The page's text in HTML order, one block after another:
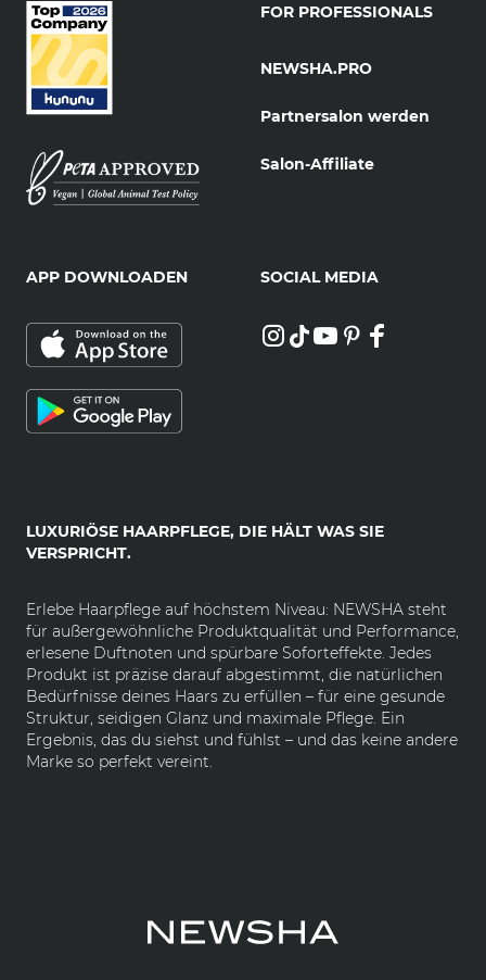
LUXURIÖSE HAARPFLEGE, DIE HÄLT WAS SIE
VERSPRICHT.
Erlebe Haarpflege auf höchstem Niveau: NEWSHA steht
für außergewöhnliche Produktqualität und Performance,
erlesene Duftnoten und spürbare Soforteffekte. Jedes
Produkt ist präzise darauf abgestimmt, die natürlichen
Bedürfnisse deines Haars zu erfüllen – für eine gesunde
Struktur, seidigen Glanz und maximale Pflege. Ein
Ergebnis, das du siehst und fühlst – und das keine andere
Marke so perfekt vereint.
FOR PROFESSIONALS
NEWSHA.PRO
Partnersalon werden
Salon-Affiliate
APP DOWNLOADEN SOCIAL MEDIA